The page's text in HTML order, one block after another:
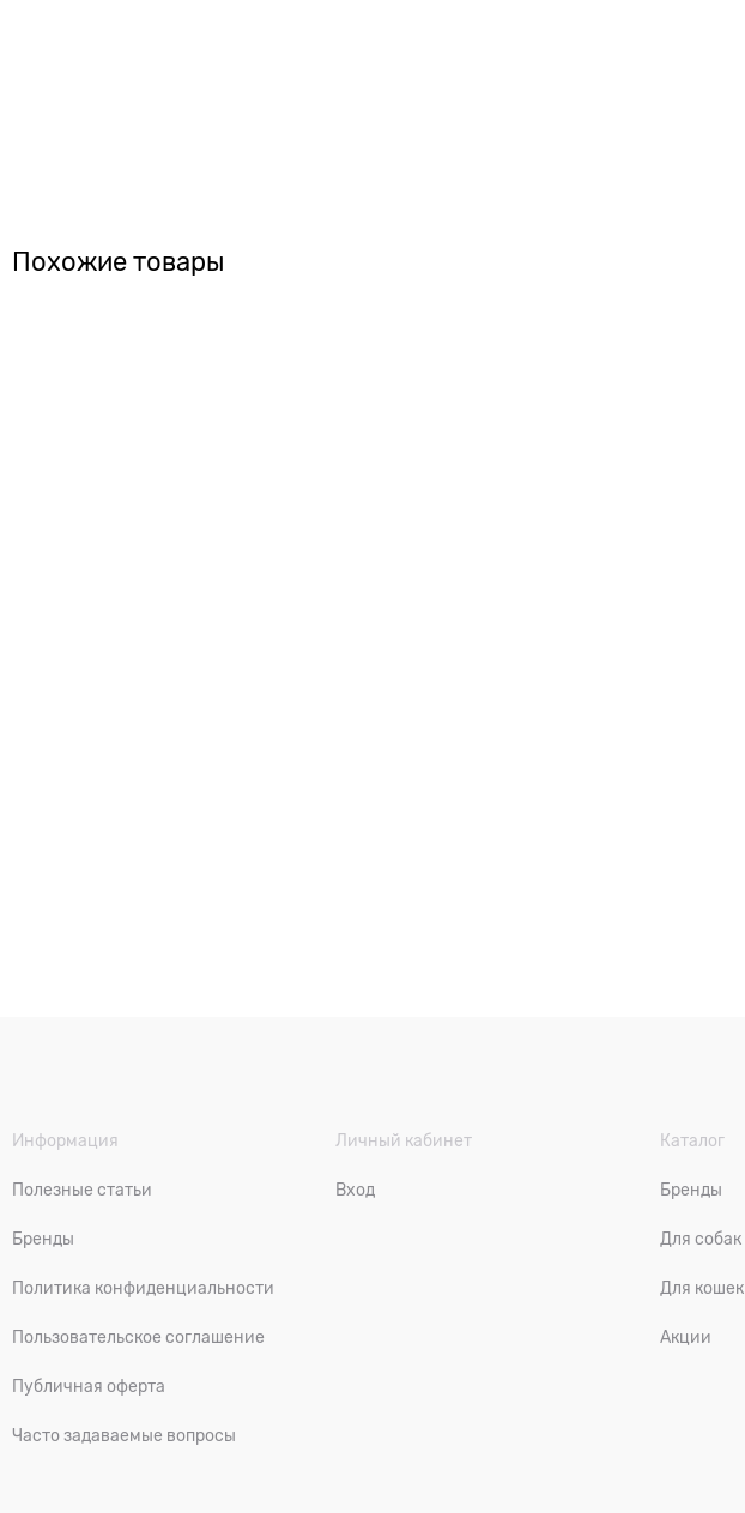
Похожие товары
Информация
Полезные статьи
Бренды
Политика конфиденциальности
Пользовательское соглашение
Публичная оферта
Часто задаваемые вопросы
Личный кабинет
Вход
Каталог
Бренды
Для собак
Для кошек
Акции